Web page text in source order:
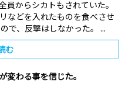
からシカトもされていた。
などを入れたものを食べさせ
で、反撃はしなかった。 ...
む
変わる事を信じた。